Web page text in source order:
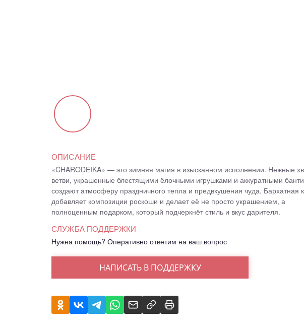
ОПИСАНИЕ
«CHARODEIKA» — это зимняя магия в изысканном исполнении. Нежные
ветви, украшенные блестящими ёлочными игрушками и аккуратными
создают атмосферу праздничного тепла и предвкушения чуда. Бархатная
добавляет композиции роскоши и делает её не просто украшением, а
полноценным подарком, который подчеркнёт стиль и вкус дарителя.
СЛУЖБА ПОДДЕРЖКИ
Нужна помощь? Оперативно ответим на ваш вопрос
НАПИСАТЬ В ПОДДЕРЖКУ